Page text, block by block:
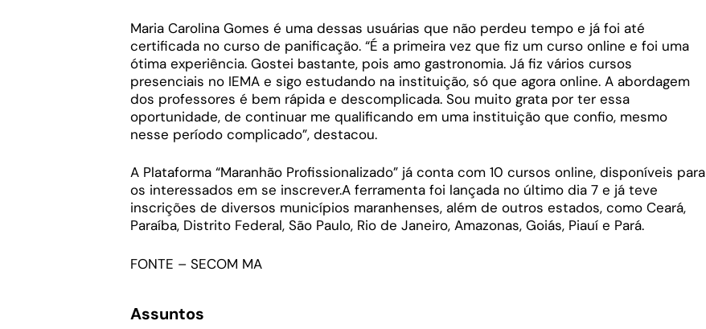
Maria Carolina Gomes é uma dessas usuárias que não perdeu tempo e já foi até
certificada no curso de panificação. “É a primeira vez que fiz um curso online e foi uma
ótima experiência. Gostei bastante, pois amo gastronomia. Já fiz vários cursos
presenciais no IEMA e sigo estudando na instituição, só que agora online. A abordagem
dos professores é bem rápida e descomplicada. Sou muito grata por ter essa
oportunidade, de continuar me qualificando em uma instituição que confio, mesmo
nesse período complicado”, destacou.
A Plataforma “Maranhão Profissionalizado” já conta com 10 cursos online, disponíveis para
os interessados em se inscrever.A ferramenta foi lançada no último dia 7 e já teve
inscrições de diversos municípios maranhenses, além de outros estados, como Ceará,
Paraíba, Distrito Federal, São Paulo, Rio de Janeiro, Amazonas, Goiás, Piauí e Pará.
FONTE – SECOM MA
Assuntos